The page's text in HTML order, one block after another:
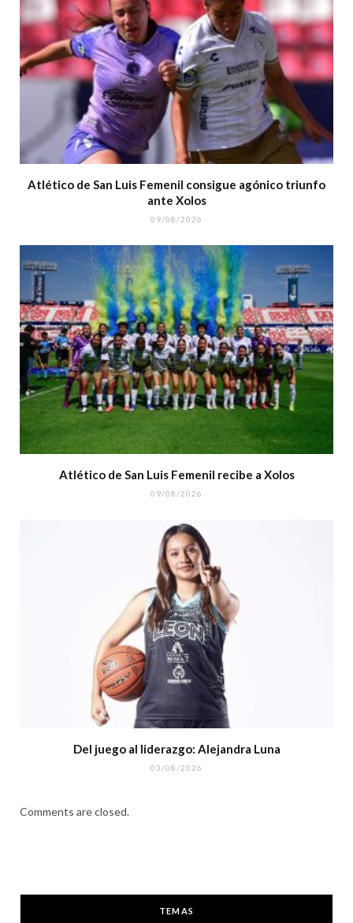
Atlético de San Luis Femenil consigue agónico triunfo
ante Xolos
09/08/2026
Atlético de San Luis Femenil recibe a Xolos
09/08/2026
Del juego al liderazgo: Alejandra Luna
03/08/2026
Comments are closed.
TEMAS